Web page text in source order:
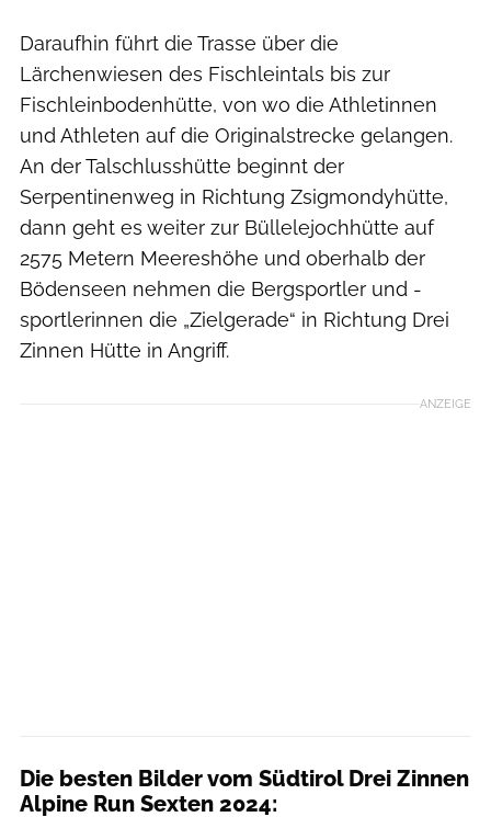
Daraufhin führt die Trasse über die
Lärchenwiesen des Fischleintals bis zur
Fischleinbodenhütte, von wo die Athletinnen
und Athleten auf die Originalstrecke gelangen.
An der Talschlusshütte beginnt der
Serpentinenweg in Richtung Zsigmondyhütte,
dann geht es weiter zur Büllelejochhütte auf
2575 Metern Meereshöhe und oberhalb der
Bödenseen nehmen die Bergsportler und -
sportlerinnen die „Zielgerade“ in Richtung Drei
Zinnen Hütte in Angriff.
ANZEIGE
Die besten Bilder vom Südtirol Drei Zinnen
Alpine Run Sexten 2024: